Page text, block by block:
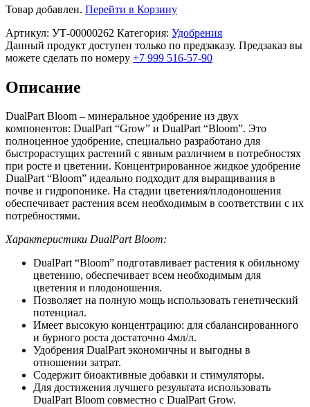
Товар добавлен. Перейти в Корзину
Артикул: УТ-00000262 Категория: Удобрения
Данный продукт доступен только по предзаказу. Предзаказ вы
можете сделать по номеру +7 999 516-57-90
Описание
DualPart Bloom – минеральное удобрение из двух
компонентов: DualPart “Grow” и DualPart “Bloom”. Это
полноценное удобрение, специально разработано для
быстрорастущих растений с явным различием в потребностях
при росте и цветении. Концентрированное жидкое удобрение
DualPart “Bloom” идеально подходит для выращивания в
почве и гидропонике. На стадии цветения/плодоношения
обеспечивает растения всем необходимым в соответствии с их
потребностями.
Характеристики DualPart Bloom:
DualPart “Bloom” подготавливает растения к обильному
цветению, обеспечивает всем необходимым для
цветения и плодоношения.
Позволяет на полную мощь использовать генетический
потенциал.
Имеет высокую концентрацию: для сбалансированного
и бурного роста достаточно 4мл/л.
Удобрения DualPart экономичны и выгодны в
отношении затрат.
Содержит биоактивные добавки и стимуляторы.
Для достижения лучшего результата использовать
DualPart Bloom совместно с DualPart Grow.